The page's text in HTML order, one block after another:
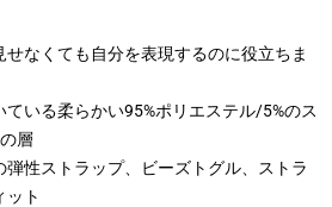
なくても自分を表現するのに役立ちま
いる柔らかい95%ポリエステル/5%のス
層
性ストラップ、ビーズトグル、ストラ
ット